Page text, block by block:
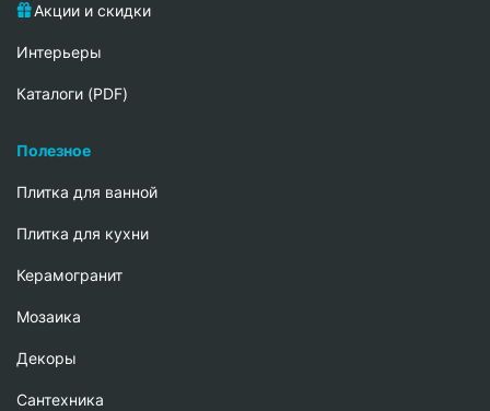
Акции и скидки
Интерьеры
Каталоги (PDF)
Полезное
Плитка для ванной
Плитка для кухни
Керамогранит
Мозаика
Декоры
Сантехника